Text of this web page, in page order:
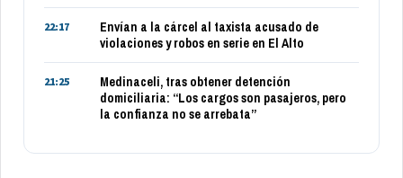
22:17
Envían a la cárcel al taxista acusado de
violaciones y robos en serie en El Alto
21:25
Medinaceli, tras obtener detención
domiciliaria: “Los cargos son pasajeros, pero
la confianza no se arrebata”